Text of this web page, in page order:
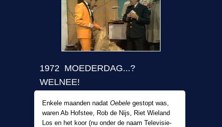
1972 MOEDERDAG...?
WELNEE!
Enkele maanden nadat Oebele gestopt was,
waren Ab Hofstee, Rob de Nijs, Riet Wieland
Los en het koor (nu onder de naam Televisie-